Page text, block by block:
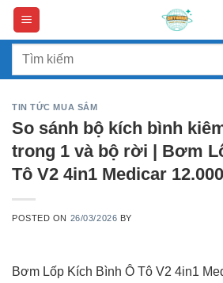
Skip
content
Search
TIN TỨC MUA SẮM
So sánh bộ kích bình
trong 1 và bộ rời | Bơm
Tô V2 4in1 Medicar
POSTED ON 26/03/2026 BY
Bơm Lốp Kích Bình Ô Tô V2 4in1